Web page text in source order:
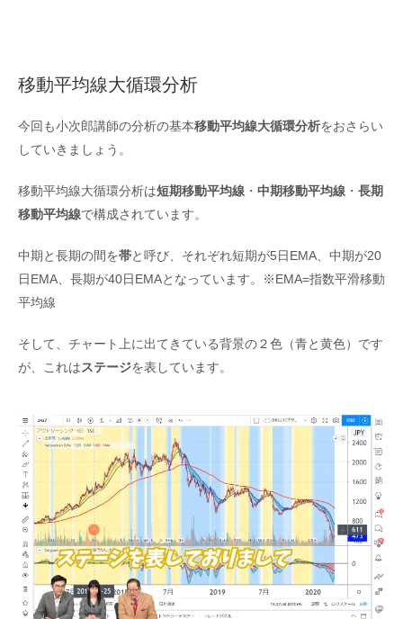
移動平均線大循環分析
今回も小次郎講師の分析の基本移動平均線大循環分析をおさらい
していきましょう。
移動平均線大循環分析は短期移動平均線 ・ 中期移動平均線 ・ 長期
移動平均線で構成されています。
中期と長期の間を帯と呼び、それぞれ短期が5日EMA、中期が20
日EMA、長期が40日EMAとなっています。※EMA=指数平滑移動
平均線
そして、チャート上に出てきている背景の２色（青と黄色）です
が、これはステージを表しています。